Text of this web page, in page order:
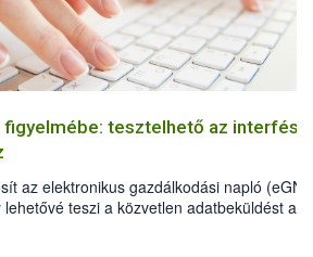
tesztelhető az interfész
az elektronikus gazdálkodási napló (eGN)
teszi a közvetlen adatbeküldést a
szoftvereiből.